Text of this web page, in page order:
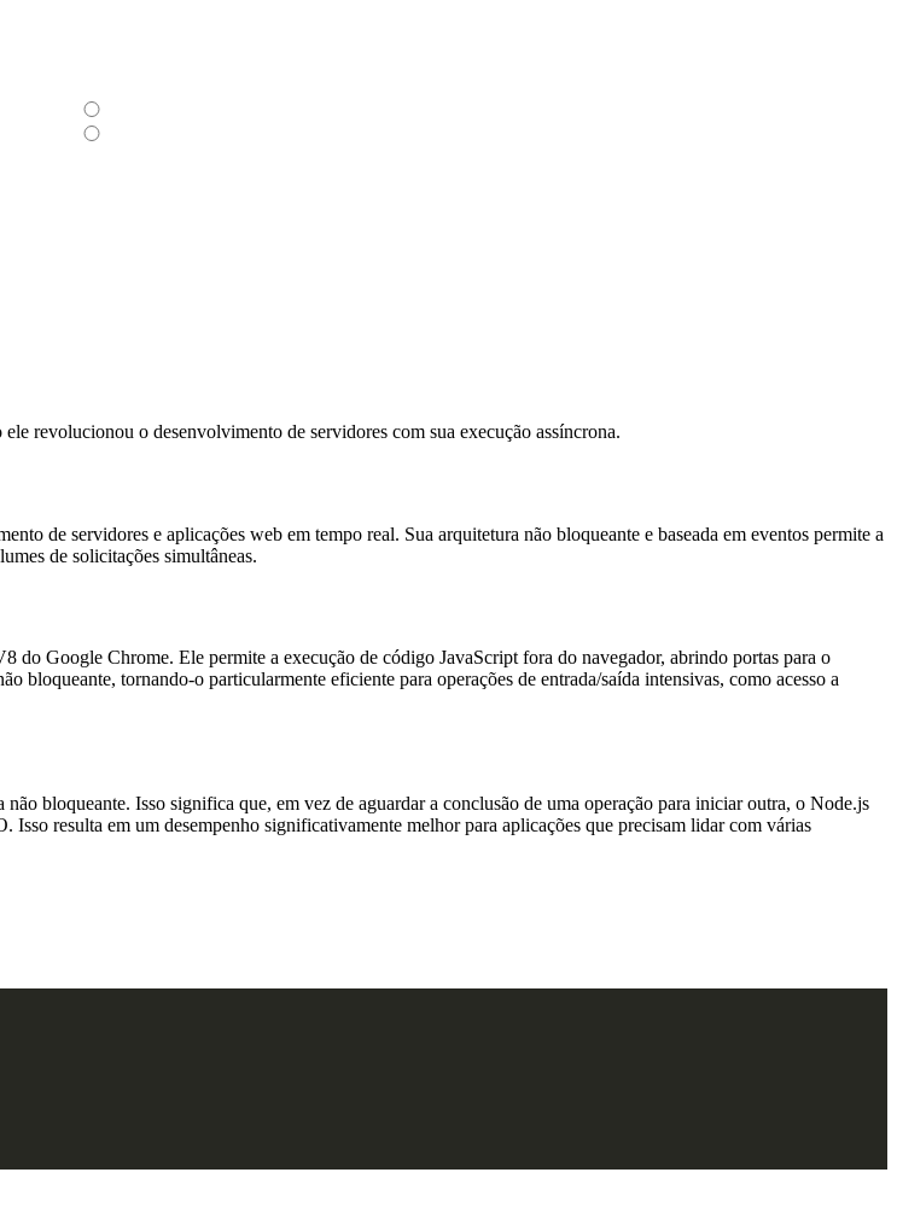
revolucionou o desenvolvimento de servidores com sua execução assíncrona.
de servidores e aplicações web em tempo real. Sua arquitetura não bloqueante e baseada em eventos permite a
de solicitações simultâneas.
Google Chrome. Ele permite a execução de código JavaScript fora do navegador, abrindo portas para o
tornando-o particularmente eficiente para operações de entrada/saída intensivas, como acesso a
bloqueante. Isso significa que, em vez de aguardar a conclusão de uma operação para iniciar outra, o Node.js
resulta em um desempenho significativamente melhor para aplicações que precisam lidar com várias